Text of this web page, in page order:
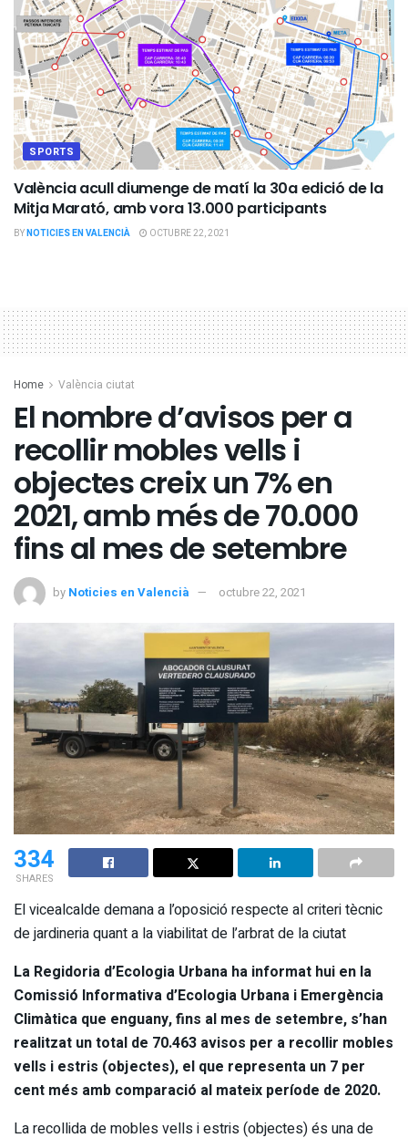
SPORTS
València acull diumenge de matí la 30a edició de la
Mitja Marató, amb vora 13.000 participants
BYNOTICIES EN VALENCIÀ OCTUBRE 22, 2021
Home València ciutat
El nombre d’avisos per a
recollir mobles vells i
objectes creix un 7% en
2021, amb més de 70.000
fins al mes de setembre
by Noticies en Valencià octubre 22, 2021
334
SHARES
El vicealcalde demana a l’oposició respecte al criteri tècnic
de jardineria quant a la viabilitat de l’arbrat de la ciutat
La Regidoria d’Ecologia Urbana ha informat hui en la
Comissió Informativa d’Ecologia Urbana i Emergència
Climàtica que enguany, fins al mes de setembre, s’han
realitzat un total de 70.463 avisos per a recollir mobles
vells i estris (objectes), el que representa un 7 per
cent més amb comparació al mateix període de 2020.
La recollida de mobles vells i estris (objectes) és una de